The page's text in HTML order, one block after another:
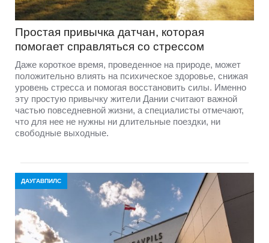
Простая привычка датчан, которая
помогает справляться со стрессом
Даже короткое время, проведенное на природе, может
положительно влиять на психическое здоровье, снижая
уровень стресса и помогая восстановить силы. Именно
эту простую привычку жители Дании считают важной
частью повседневной жизни, а специалисты отмечают,
что для нее не нужны ни длительные поездки, ни
свободные выходные.
ДАУГАВПИЛС